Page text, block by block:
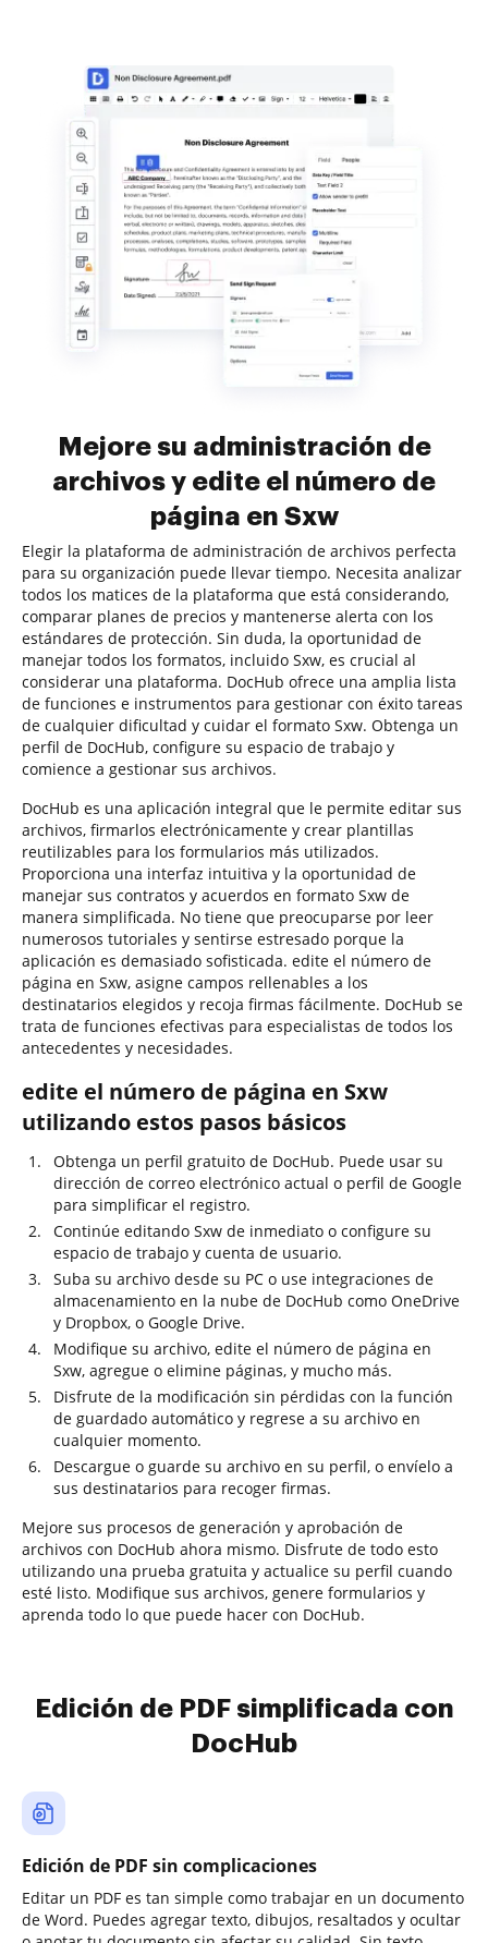
Mejore su administración de
archivos y edite el número de
página en Sxw
Elegir la plataforma de administración de archivos perfecta
para su organización puede llevar tiempo. Necesita analizar
todos los matices de la plataforma que está considerando,
comparar planes de precios y mantenerse alerta con los
estándares de protección. Sin duda, la oportunidad de
manejar todos los formatos, incluido Sxw, es crucial al
considerar una plataforma. DocHub ofrece una amplia lista
de funciones e instrumentos para gestionar con éxito tareas
de cualquier dificultad y cuidar el formato Sxw. Obtenga un
perfil de DocHub, configure su espacio de trabajo y
comience a gestionar sus archivos.
DocHub es una aplicación integral que le permite editar sus
archivos, firmarlos electrónicamente y crear plantillas
reutilizables para los formularios más utilizados.
Proporciona una interfaz intuitiva y la oportunidad de
manejar sus contratos y acuerdos en formato Sxw de
manera simplificada. No tiene que preocuparse por leer
numerosos tutoriales y sentirse estresado porque la
aplicación es demasiado sofisticada. edite el número de
página en Sxw, asigne campos rellenables a los
destinatarios elegidos y recoja firmas fácilmente. DocHub se
trata de funciones efectivas para especialistas de todos los
antecedentes y necesidades.
edite el número de página en Sxw
utilizando estos pasos básicos
Obtenga un perfil gratuito de DocHub. Puede usar su
dirección de correo electrónico actual o perfil de Google
para simplificar el registro.
Continúe editando Sxw de inmediato o configure su
espacio de trabajo y cuenta de usuario.
Suba su archivo desde su PC o use integraciones de
almacenamiento en la nube de DocHub como OneDrive
y Dropbox, o Google Drive.
Modifique su archivo, edite el número de página en
Sxw, agregue o elimine páginas, y mucho más.
Disfrute de la modificación sin pérdidas con la función
de guardado automático y regrese a su archivo en
cualquier momento.
Descargue o guarde su archivo en su perfil, o envíelo a
sus destinatarios para recoger firmas.
Mejore sus procesos de generación y aprobación de
archivos con DocHub ahora mismo. Disfrute de todo esto
utilizando una prueba gratuita y actualice su perfil cuando
esté listo. Modifique sus archivos, genere formularios y
aprenda todo lo que puede hacer con DocHub.
Edición de PDF simplificada con
DocHub
Edición de PDF sin complicaciones
Editar un PDF es tan simple como trabajar en un documento
de Word. Puedes agregar texto, dibujos, resaltados y ocultar